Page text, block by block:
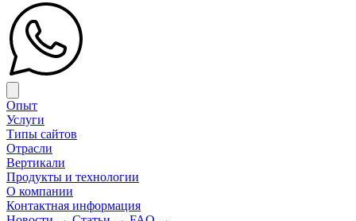
Опыт
Услуги
Типы сайтов
Отрасли
Вертикали
Продукты и технологии
О компании
Контактная информация